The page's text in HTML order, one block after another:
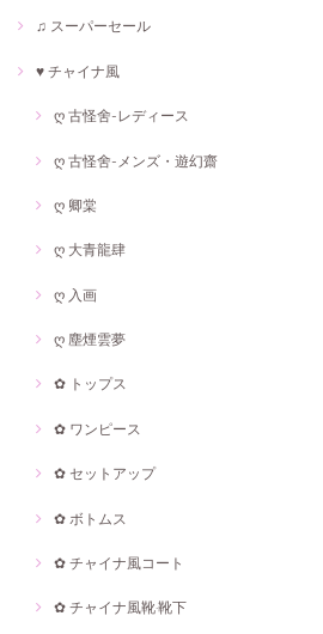
♫ スーパーセール
♥ チャイナ風
ღ 古怪舍-レディース
ღ 古怪舍-メンズ・遊幻齋
ღ 卿棠
ღ 大青龍肆
ღ 入画
ღ 塵煙雲夢
✿ トップス
✿ ワンピース
✿ セットアップ
✿ ボトムス
✿ チャイナ風コート
✿ チャイナ風靴·靴下